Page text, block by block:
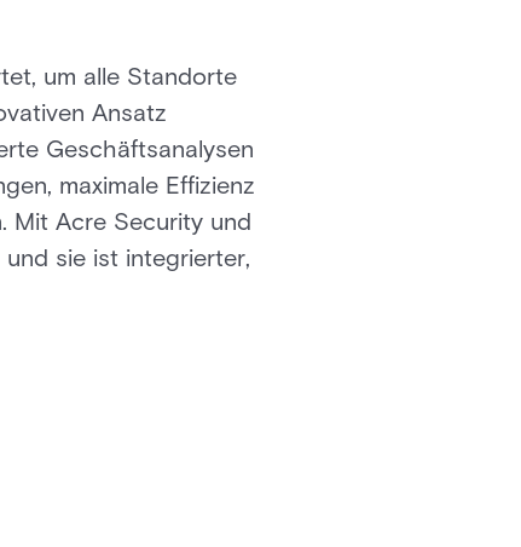
um alle Standorte
Ansatz
Geschäftsanalysen
maximale Effizienz
Mit Acre Security und
sie ist integrierter,